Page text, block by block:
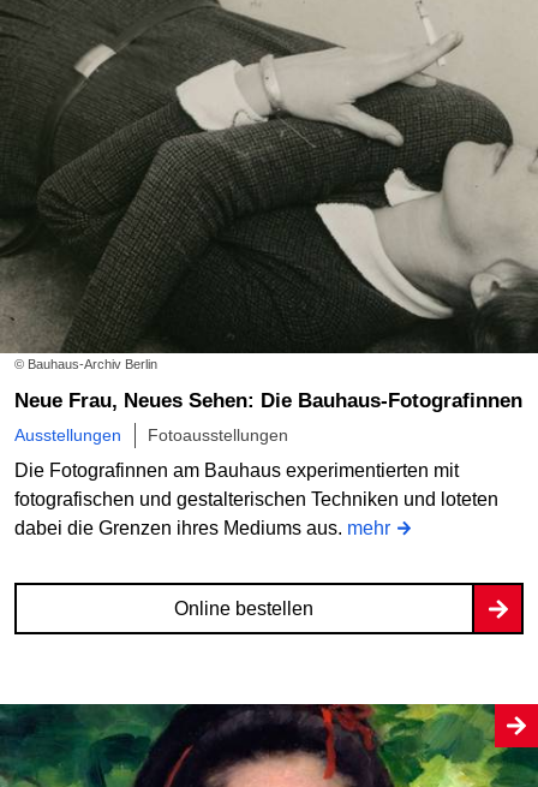
© Bauhaus-Archiv Berlin
Neue Frau, Neues Sehen: Die Bauhaus-Fotografinnen
Ausstellungen Fotoausstellungen
Die Fotografinnen am Bauhaus experimentierten mit
fotografischen und gestalterischen Techniken und loteten
dabei die Grenzen ihres Mediums aus. mehr
Online bestellen